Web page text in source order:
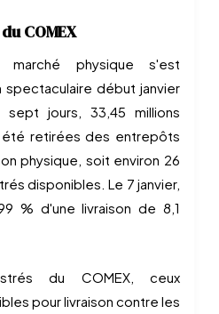
COMEX
physique s'est
début janvier
jours, 33,45 millions
retirées des entrepôts
physique, soit environ 26
disponibles. Le 7 janvier,
% d'une livraison de 8,1
du COMEX, ceux
pour livraison contre les